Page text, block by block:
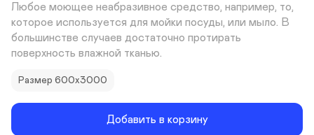
Любое моющее неабразивное средство, например, то,
которое используется для мойки посуды, или мыло. В
большинстве случаев достаточно протирать
поверхность влажной тканью.
Размер 600х3000
Добавить в корзину